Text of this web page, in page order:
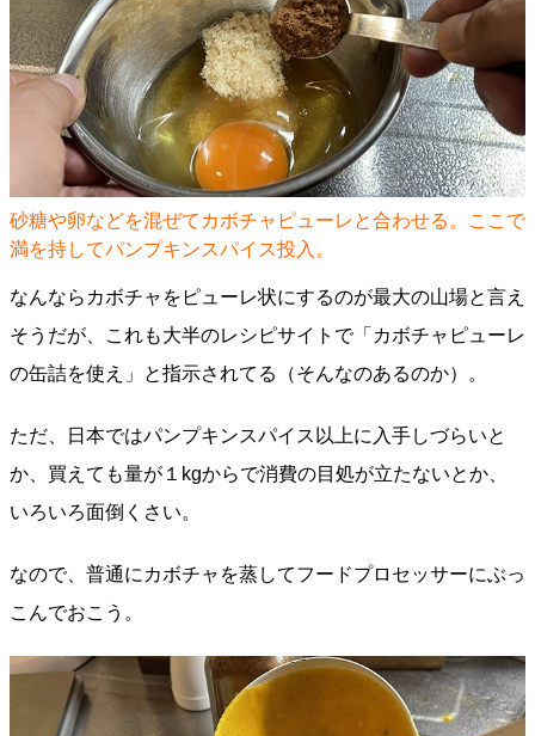
砂糖や卵などを混ぜてカボチャピューレと合わせる。ここで
満を持してパンプキンスパイス投入。
なんならカボチャをピューレ状にするのが最大の山場と言え
そうだが、これも大半のレシピサイトで「カボチャピューレ
の缶詰を使え」と指示されてる（そんなのあるのか）。
ただ、日本ではパンプキンスパイス以上に入手しづらいと
か、買えても量が１kgからで消費の目処が立たないとか、
いろいろ面倒くさい。
なので、普通にカボチャを蒸してフードプロセッサーにぶっ
こんでおこう。